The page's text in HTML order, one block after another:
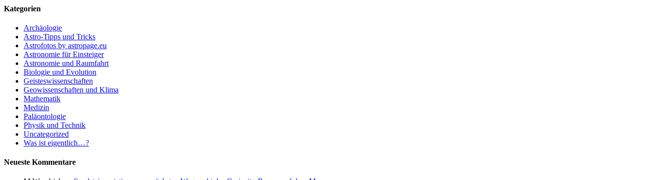
Kategorien
Archäologie
Astro-Tipps und Tricks
Astrofotos by astropage.eu
Astronomie für Einsteiger
Astronomie und Raumfahrt
Biologie und Evolution
Geisteswissenschaften
Geowissenschaften und Klima
Mathematik
Medizin
Paläontologie
Physik und Technik
Uncategorized
Was ist eigentlich…?
Neueste Kommentare